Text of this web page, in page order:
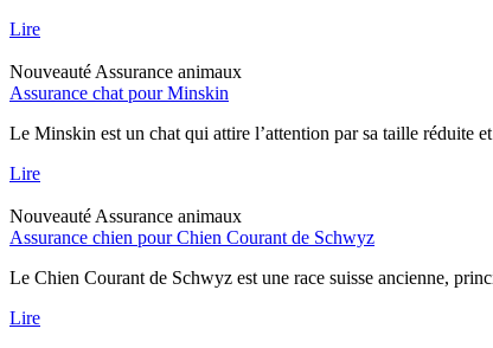
Lire
Nouveauté Assurance animaux
Assurance chat pour Minskin
Le Minskin est un chat qui attire l’attention par sa taille réduite
Lire
Nouveauté Assurance animaux
Assurance chien pour Chien Courant de Schwyz
Le Chien Courant de Schwyz est une race suisse ancienne,
Lire